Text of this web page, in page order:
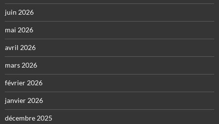
juin 2026
mai 2026
avril 2026
mars 2026
février 2026
janvier 2026
décembre 2025